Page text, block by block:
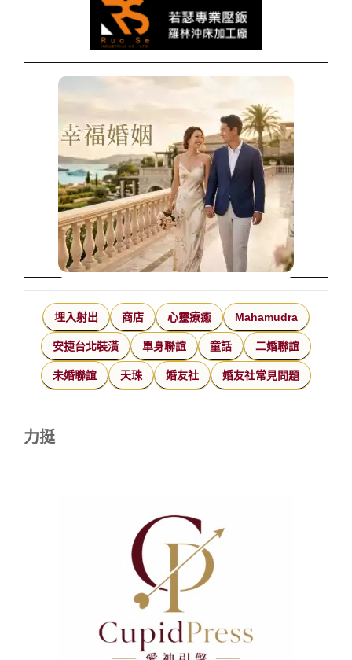
埋入射出 商店 心靈療癒 Mahamudra
安捷台北裝潢 單身聯誼 童話 二婚聯誼
未婚聯誼 天珠 婚友社 婚友社常見問題
力挺